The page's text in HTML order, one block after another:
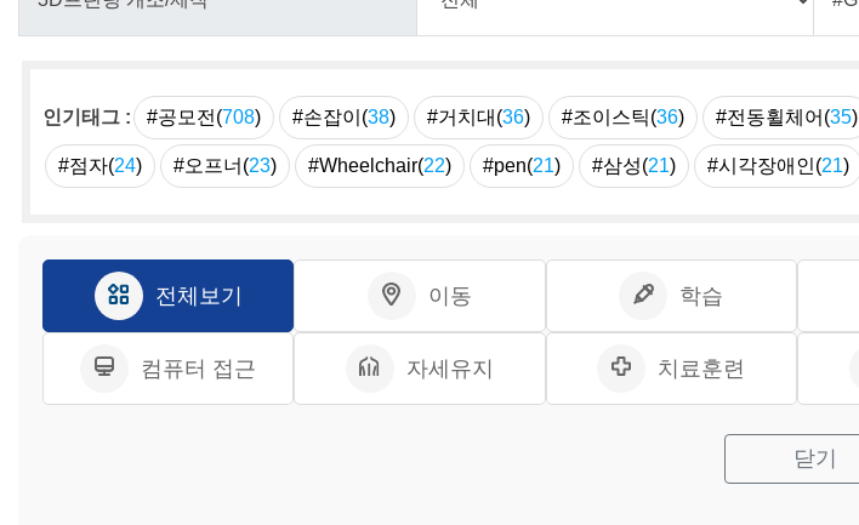
인기태그 : #공모전(708) #손잡이(38) #거치대(36) #조이스틱(36) #전동휠체어(35)
#점자(24) #오프너(23) #Wheelchair(22) #pen(21) #삼성(21) #시각장애인(21)
전체보기 이동 학습
컴퓨터 접근 자세유지 치료훈련
닫기